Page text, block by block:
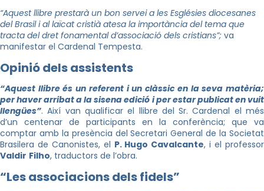
“Aquest llibre prestarà un bon servei a les Esglésies diocesanes
del Brasil i al laïcat cristià atesa la importància del tema que
tracta del dret fonamental d’associació dels cristians”; va
manifestar el Cardenal Tempesta.
Opinió dels assistents
“Aquest llibre és un referent i un clàssic en la seva matèria;
per haver arribat a la sisena edició i per estar publicat en vuit
llengües”. Així van qualificar el llibre del Sr. Cardenal el més
d’un centenar de participants en la conferència; que va
comptar amb la presència del Secretari General de la Societat
Brasilera de Canonistes, el P. Hugo Cavalcante, i el professor
Valdir Filho, traductors de l’obra.
“Les associacions dels fidels”